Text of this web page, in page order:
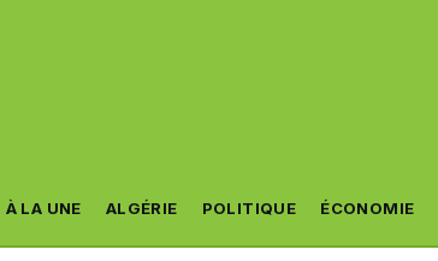
À LA UNE ALGÉRIE POLITIQUE ÉCONOMIE